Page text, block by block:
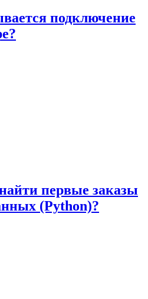
подключение
первые заказы
(Python)?